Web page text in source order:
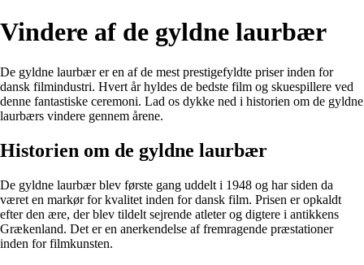
Vindere af de gyldne laurbær
De gyldne laurbær er en af de mest prestigefyldte priser inden for
dansk filmindustri. Hvert år hyldes de bedste film og skuespillere ved
denne fantastiske ceremoni. Lad os dykke ned i historien om de gyldne
laurbærs vindere gennem årene.
Historien om de gyldne laurbær
De gyldne laurbær blev første gang uddelt i 1948 og har siden da
været en markør for kvalitet inden for dansk film. Prisen er opkaldt
efter den ære, der blev tildelt sejrende atleter og digtere i antikkens
Grækenland. Det er en anerkendelse af fremragende præstationer
inden for filmkunsten.